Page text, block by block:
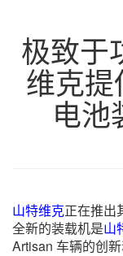
极致于
维克
电池
山特维克正在推出
全新的装载机是山
Artisan 车辆的创